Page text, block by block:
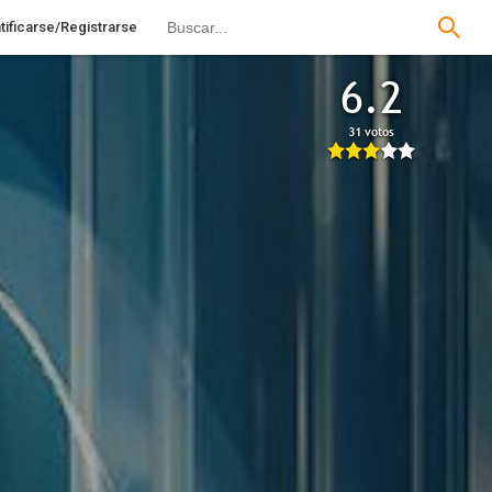
Registrarse
6.2
31 votos